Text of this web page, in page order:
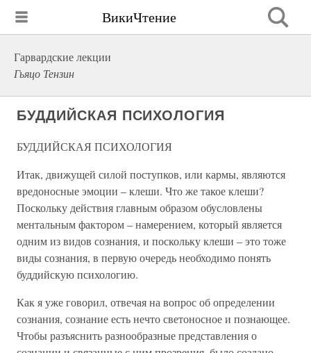
ВикиЧтение
Гарвардские лекции
Гьяцо Тензин
БУДДИЙСКАЯ ПСИХОЛОГИЯ
БУДДИЙСКАЯ ПСИХОЛОГИЯ
Итак, движущей силой поступков, или кармы, являются
вредоносные эмоции – клеши. Что же такое клеши?
Поскольку действия главным образом обусловлены
ментальным фактором – намерением, который является
одним из видов сознания, и поскольку клеши – это тоже
виды сознания, в первую очередь необходимо понять
буддийскую психологию.
Как я уже говорил, отвечая на вопрос об определении
сознания, сознание есть нечто светоносное и познающее.
Чтобы разъяснить разнообразные представления о